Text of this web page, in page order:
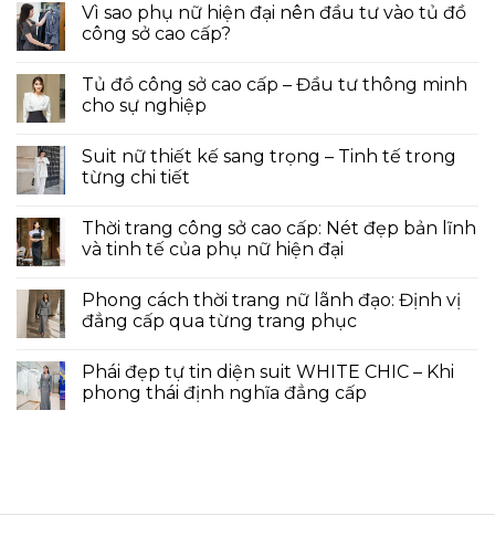
Vì sao phụ nữ hiện đại nên đầu tư vào tủ đồ
công sở cao cấp?
Tủ đồ công sở cao cấp – Đầu tư thông minh
cho sự nghiệp
Suit nữ thiết kế sang trọng – Tinh tế trong
từng chi tiết
Thời trang công sở cao cấp: Nét đẹp bản lĩnh
và tinh tế của phụ nữ hiện đại
Phong cách thời trang nữ lãnh đạo: Định vị
đẳng cấp qua từng trang phục
Phái đẹp tự tin diện suit WHITE CHIC – Khi
phong thái định nghĩa đẳng cấp